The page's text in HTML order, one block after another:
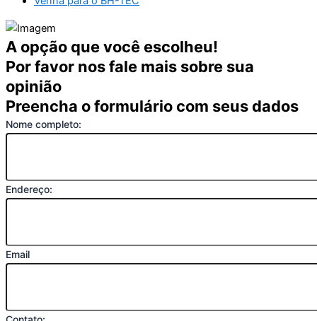
A opção que você escolheu!
Por favor nos fale mais sobre sua
opinião
Preencha o formulário com seus dados
Nome completo:
Endereço:
Email